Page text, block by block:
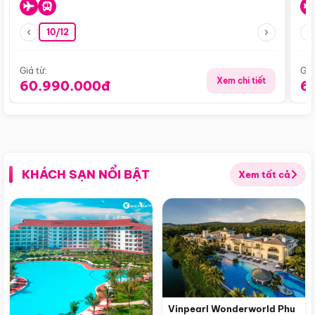
10/12
Giá từ:
60.990.000đ Xem chi tiết
KHÁCH SẠN NỔI BẬT Xem tất cả
Vinpearl Wonderworld Phu